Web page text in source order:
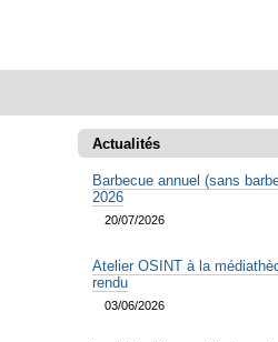
Actualités
Barbecue annuel (sans
2026
20/07/2026
Atelier OSINT à la
rendu
03/06/2026